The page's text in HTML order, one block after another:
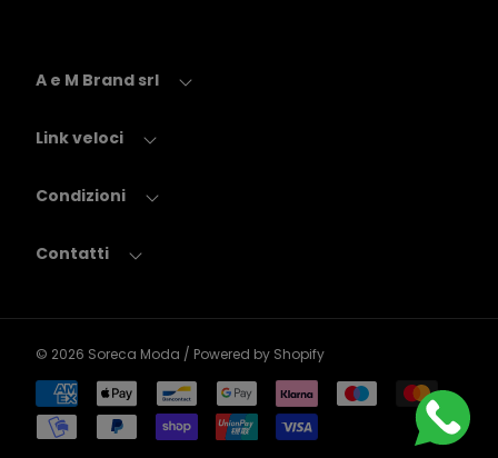
A e M Brand srl
Link veloci
Condizioni
Contatti
© 2026 Soreca Moda / Powered by Shopify